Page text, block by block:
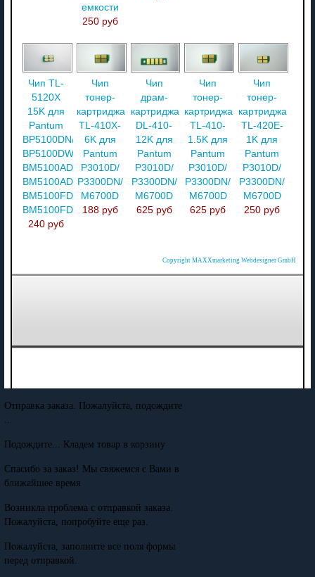
емкости
250 руб
Чип TL-
5120X
15K для
Pantum
BP5100DN/
BP5100DW/
BM5100ADN/
BM5100ADW/
BM5100FDN/
BM5100FDW
240 руб
Чип
тонер-
картриджа
TL-410X-
6K для
Pantum
P3010D/
P3300DN/
M6700D
188 руб
Чип
драм-
картриджа
DL-410-
12K для
Pantum
P3010D/
P3300DN/
M6700D
625 руб
Чип
тонер-
картриджа
TL-410-
1.5K для
Pantum
P3010D/
P3300DN/
M6700D
625 руб
Чип
тонер-
картриджа
TL-420E-
1K для
Pantum
P3010D/
P3300DN/
M6700D
250 руб
Copyright MAXXmarketing Webdesigner GmbH
Отправка заказа. Пожалуйста, подождите
...
Подождите... Кладем товар в корзину
Спасибо за заказ! Мы свяжемся с Вами в
ближайшее время
Возникла проблема с отправкой заказа.
Пожалуйста, попробуйте еще раз.
Пожалуйста, заполните все поля формы
перед отправкой.